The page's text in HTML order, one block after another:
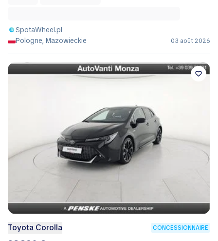
SpotaWheel.pl
Pologne, Mazowieckie
03 août 2026
Toyota Corolla CONCESSIONNAIRE